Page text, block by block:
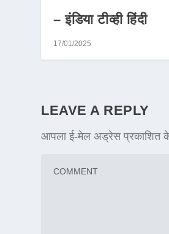
– इंडिया टीव्ही हिंदी
17/01/2025
LEAVE A REPLY
आपला ई-मेल अड्रेस प्रकाशित